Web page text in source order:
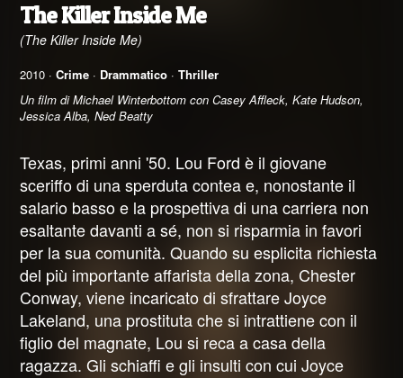
The Killer Inside Me
(The Killer Inside Me)
2010 · Crime · Drammatico ·Thriller
Un film di Michael Winterbottom con Casey Affleck, Kate Hudson,
Jessica Alba, Ned Beatty
Texas, primi anni '50. Lou Ford è il giovane
sceriffo di una sperduta contea e, nonostante il
salario basso e la prospettiva di una carriera non
esaltante davanti a sé, non si risparmia in favori
per la sua comunità. Quando su esplicita richiesta
del più importante affarista della zona, Chester
Conway, viene incaricato di sfrattare Joyce
Lakeland, una prostituta che si intrattiene con il
figlio del magnate, Lou si reca a casa della
ragazza. Gli schiaffi e gli insulti con cui Joyce